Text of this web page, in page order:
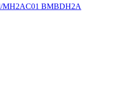
MH2AC01 BMBDH2A